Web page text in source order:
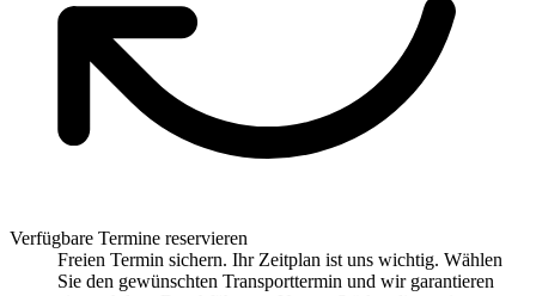
Verfügbare Termine reservieren
Freien Termin sichern. Ihr Zeitplan ist uns wichtig. Wählen
Sie den gewünschten Transporttermin und wir garantieren